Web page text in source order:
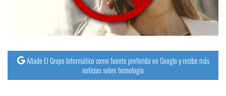
Añade El Grupo Informático como fuente preferida en Google y recibe más
noticias sobre tecnología